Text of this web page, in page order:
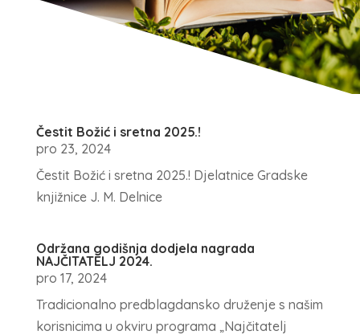
Čestit Božić i sretna 2025.!
pro 23, 2024
Čestit Božić i sretna 2025.! Djelatnice Gradske
knjižnice J. M. Delnice
Održana godišnja dodjela nagrada
NAJČITATELJ 2024.
pro 17, 2024
Tradicionalno predblagdansko druženje s našim
korisnicima u okviru programa „Najčitatelj